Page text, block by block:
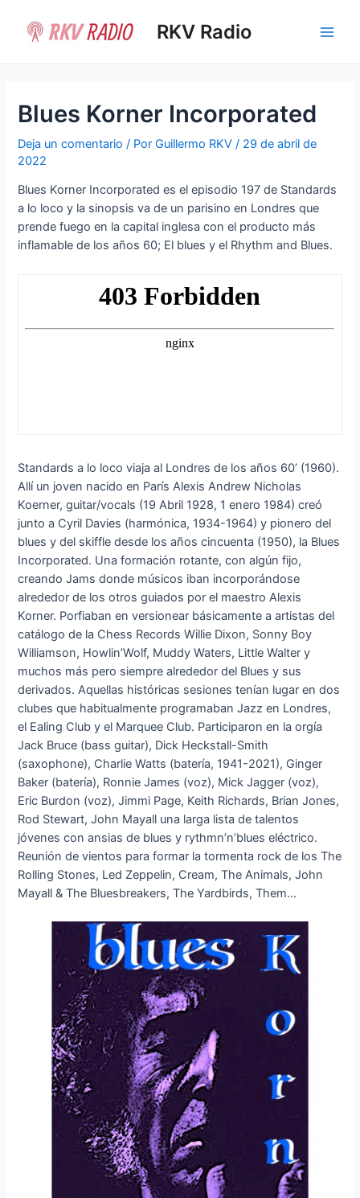
contenido
RKV Radio
Blues Korner Incorporated
Deja un comentario / PorGuillermo RKV/ 29 de abril de
2022
Blues Korner Incorporated es el episodio 197 de Standards
a lo loco y la sinopsis va de un parisino en Londres que
prende fuego en la capital inglesa con el producto más
inflamable de los años 60; El blues y el Rhythm and Blues.
Standards a lo loco viaja al Londres de los años 60’ (1960).
Allí un joven nacido en París Alexis Andrew Nicholas
Koerner, guitar/vocals (19 Abril 1928, 1 enero 1984) creó
junto a Cyril Davies (harmónica, 1934-1964) y pionero del
blues y del skiffle desde los años cincuenta (1950), la Blues
Incorporated. Una formación rotante, con algún fijo,
creando Jams donde músicos iban incorporándose
alrededor de los otros guiados por el maestro Alexis
Korner. Porfiaban en versionear básicamente a artistas del
catálogo de la Chess Records Willie Dixon, Sonny Boy
Williamson, Howlin’Wolf, Muddy Waters, Little Walter y
muchos más pero siempre alrededor del Blues y sus
derivados. Aquellas históricas sesiones tenían lugar en dos
clubes que habitualmente programaban Jazz en Londres,
el Ealing Club y el Marquee Club. Participaron en la orgía
Jack Bruce (bass guitar), Dick Heckstall-Smith
(saxophone), Charlie Watts (batería, 1941-2021), Ginger
Baker (batería), Ronnie James (voz), Mick Jagger (voz),
Eric Burdon (voz), Jimmi Page, Keith Richards, Brian Jones,
Rod Stewart, John Mayall una larga lista de talentos
jóvenes con ansias de blues y rythmn’n’blues eléctrico.
Reunión de vientos para formar la tormenta rock de los The
Rolling Stones, Led Zeppelin, Cream, The Animals, John
Mayall & The Bluesbreakers, The Yardbirds, Them…